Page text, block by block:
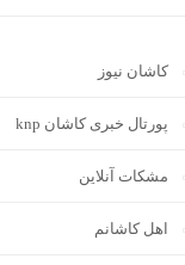
کاشان نیوز
پورتال خبری كاشان knp
مشکات آنلاین
اهل کاشانم